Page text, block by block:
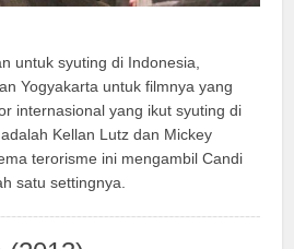
untuk syuting di Indonesia,
Yogyakarta untuk filmnya yang
internasional yang ikut syuting di
Kellan Lutz dan Mickey
terorisme ini mengambil Candi
satu settingnya.